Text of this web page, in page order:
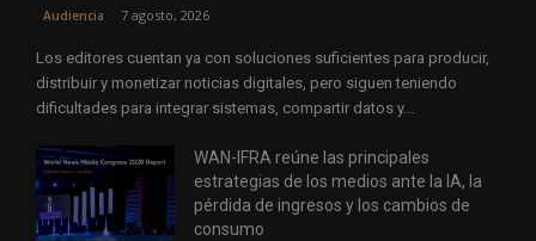
Audiencia 7 agosto, 2026
Los editores cuentan ya con soluciones suficientes para producir,
distribuir y monetizar noticias digitales, pero siguen teniendo
dificultades para integrar sistemas, compartir datos y...
WAN-IFRA reúne las principales
estrategias de los medios ante la IA, la
pérdida de ingresos y los cambios de
consumo